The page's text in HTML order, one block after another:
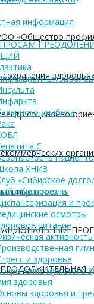
«Общество
сохранения
социально
проекты
информация
диабета
С
ХНИЗ
«Сибирское
образ жизни
и
осмотры
питание
и здоровье
мужского
здоровья
здоровья и